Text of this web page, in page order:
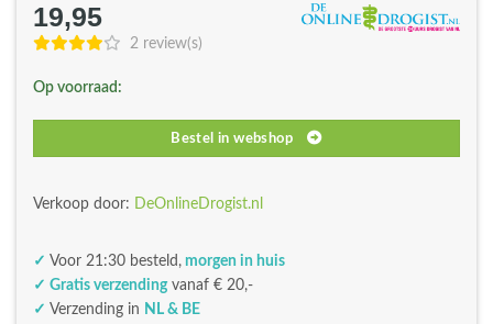
19,95
2 review(s)
Op voorraad:
Bestel in webshop
Verkoop door: DeOnlineDrogist.nl
✓ Voor 21:30 besteld, morgen in huis
✓ Gratis verzendingvanaf € 20,-
✓ Verzending in NL & BE